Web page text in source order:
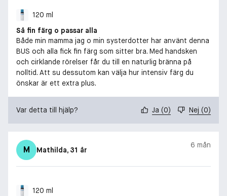
120 ml
Så fin färg o passar alla
Både min mamma jag o min systerdotter har använt denna
BUS och alla fick fin färg som sitter bra. Med handsken
och cirklande rörelser får du till en naturlig bränna på
nolltid. Att su dessutom kan välja hur intensiv färg du
önskar är ett extra plus.
Var detta till hjälp? Ja (0) Nej (0)
M Mathilda, 31 år
6 mån
120 ml